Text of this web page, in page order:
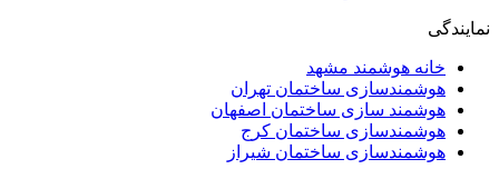
نمایندگی
خانه هوشمند مشهد
هوشمندسازی ساختمان تهران
هوشمند سازی ساختمان اصفهان
هوشمندسازی ساختمان کرج
هوشمندسازی ساختمان شیراز